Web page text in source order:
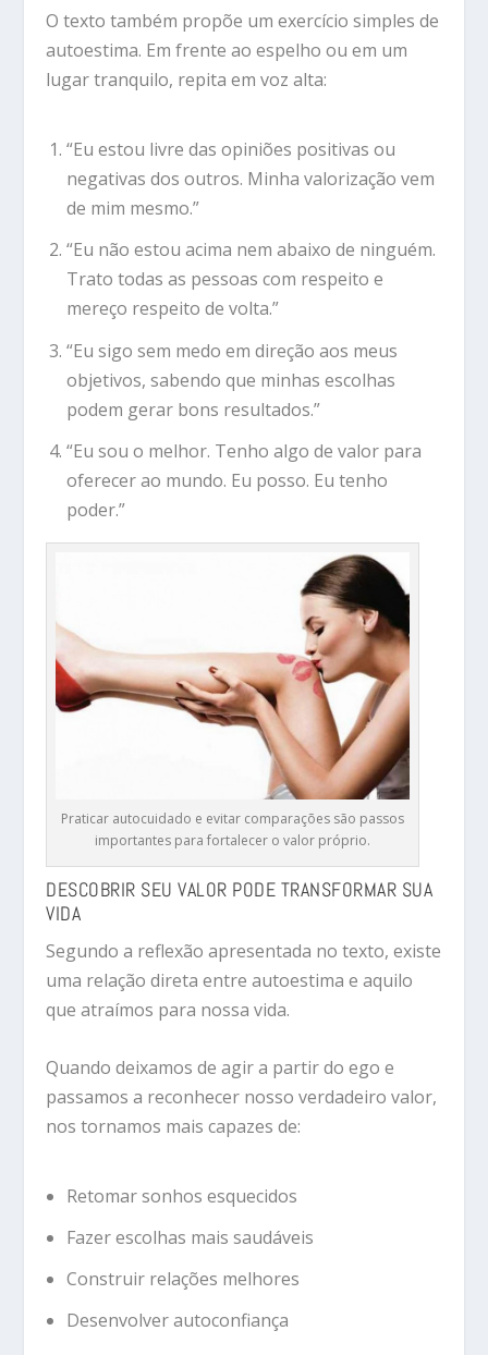
O texto também propõe um exercício simples de
autoestima. Em frente ao espelho ou em um
lugar tranquilo, repita em voz alta:
“Eu estou livre das opiniões positivas ou
negativas dos outros. Minha valorização vem
de mim mesmo.”
“Eu não estou acima nem abaixo de ninguém.
Trato todas as pessoas com respeito e
mereço respeito de volta.”
“Eu sigo sem medo em direção aos meus
objetivos, sabendo que minhas escolhas
podem gerar bons resultados.”
“Eu sou o melhor. Tenho algo de valor para
oferecer ao mundo. Eu posso. Eu tenho
poder.”
Praticar autocuidado e evitar comparações são passos
importantes para fortalecer o valor próprio.
DESCOBRIR SEU VALOR PODE TRANSFORMAR SUA
VIDA
Segundo a reflexão apresentada no texto, existe
uma relação direta entre autoestima e aquilo
que atraímos para nossa vida.
Quando deixamos de agir a partir do ego e
passamos a reconhecer nosso verdadeiro valor,
nos tornamos mais capazes de:
Retomar sonhos esquecidos
Fazer escolhas mais saudáveis
Construir relações melhores
Desenvolver autoconfiança